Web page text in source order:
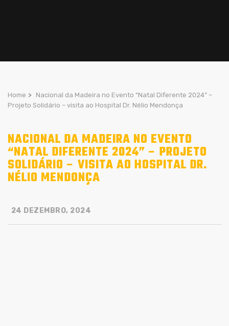
Home > Nacional da Madeira no Evento “Natal Diferente 2024” –
Projeto Solidário – visita ao Hospital Dr. Nélio Mendonça
NACIONAL DA MADEIRA NO EVENTO
“NATAL DIFERENTE 2024” – PROJETO
SOLIDÁRIO – VISITA AO HOSPITAL DR.
NÉLIO MENDONÇA
24 DEZEMBRO, 2024